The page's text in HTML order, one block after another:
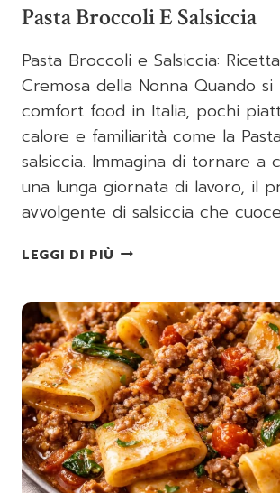
Pasta Broccoli E Salsiccia
Pasta Broccoli e Salsiccia:
Cremosa della Nonna Quando
comfort food in Italia, pochi
calore e familiarità come la
salsiccia. Immagina di tornare a
una lunga giornata di lavoro, il
avvolgente di salsiccia che
LEGGI DI PIÙ PASTA
SALSICCIA